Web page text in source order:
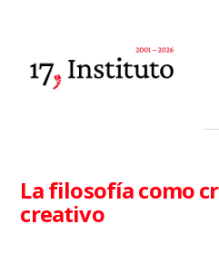
La filosofía como
creativo